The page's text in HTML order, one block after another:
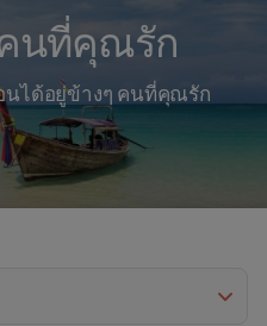
นที่คุณรัก
นได้อยู่ข้างๆ คนที่คุณรัก